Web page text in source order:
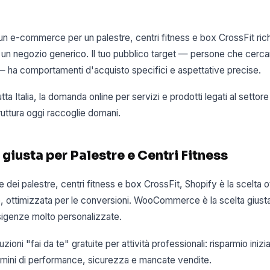
e-commerce per un palestre, centri fitness e box CrossFit
negozio generico. Il tuo pubblico target — persone che
ha comportamenti d'acquisto specifici e aspettative precise.
Italia, la domanda online per servizi e prodotti legati al
oggi raccoglie domani.
per Palestre e Centri Fitness
dei palestre, centri fitness e box CrossFit, Shopify è la scelta
ottimizzata per le conversioni. WooCommerce è la scelta
molto personalizzate.
"fai da te" gratuite per attività professionali: risparmio
di performance, sicurezza e mancate vendite.